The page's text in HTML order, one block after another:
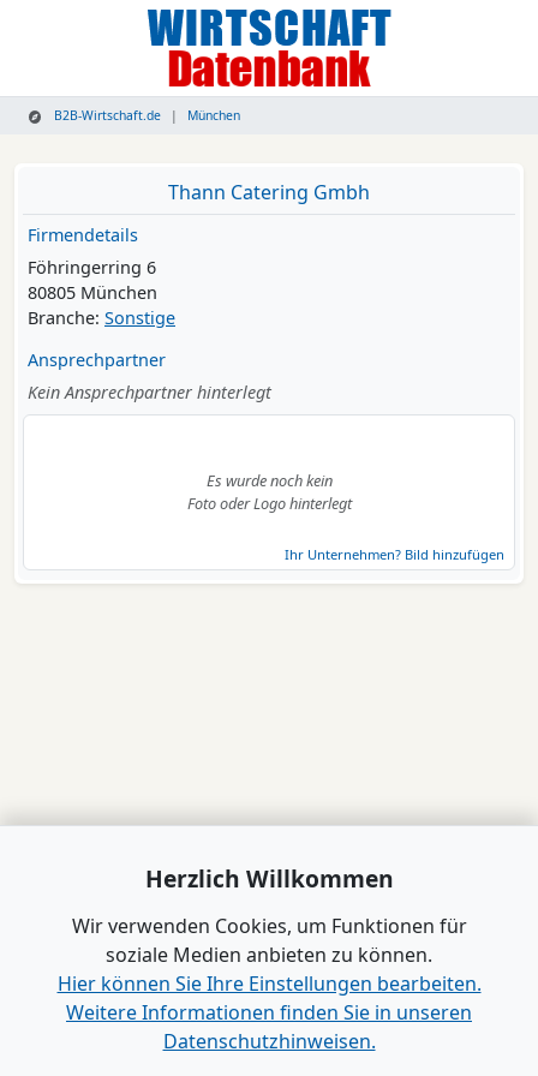
B2B-Wirtschaft.de München
Thann Catering Gmbh
Firmendetails
Föhringerring 6
80805 München
Branche: Sonstige
Ansprechpartner
Kein Ansprechpartner hinterlegt
Es wurde noch kein
Foto oder Logo hinterlegt
Ihr Unternehmen? Bild hinzufügen
Herzlich Willkommen
Wir verwenden Cookies, um Funktionen für
soziale Medien anbieten zu können.
Hier können Sie Ihre Einstellungen bearbeiten.
Weitere Informationen finden Sie in unseren
Datenschutzhinweisen.